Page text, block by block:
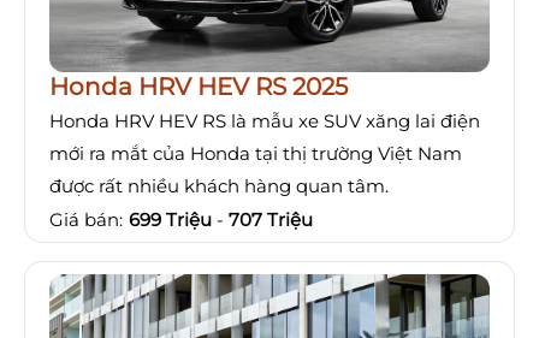
Honda HRV HEV RS 2025
Honda HRV HEV RS là mẫu xe SUV xăng lai điện
mới ra mắt của Honda tại thị trường Việt Nam
được rất nhiều khách hàng quan tâm.
Giá bán: 699 Triệu - 707 Triệu